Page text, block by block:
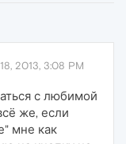
2013, 3:08 PM
с любимой
же, если
мне как